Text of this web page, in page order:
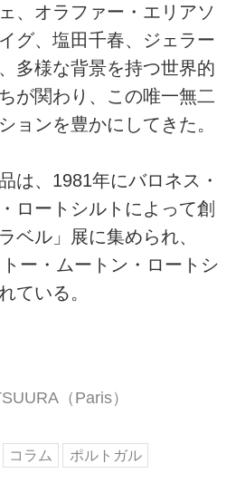
、オラファー・エリアソ
グ、塩田千春、ジェラー
多様な背景を持つ世界的
が関わり、この唯一無二
ョンを豊かにしてきた。
は、1981年にバロネス・
ロートシルトによって創
ベル」展に集められ、
ー・ムートン・ロートシ
ている。
（Paris）
コラム ポルトガル